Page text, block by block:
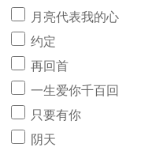
月亮代表我的心
约定
再回首
一生爱你千百回
只要有你
阴天